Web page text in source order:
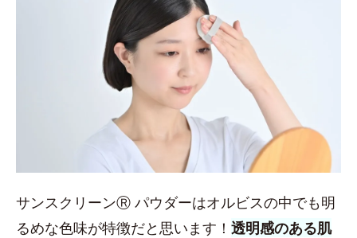
サンスクリーンⓇ パウダーはオルビスの中でも明
るめな色味が特徴だと思います！ 透明感のある肌